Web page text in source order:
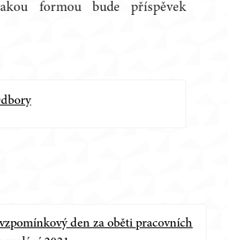
formou bude příspěvek
den za oběti pracovních